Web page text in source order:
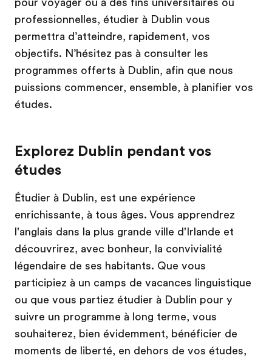
pour voyager ou à des fins universitaires ou
professionnelles, étudier à Dublin vous
permettra d’atteindre, rapidement, vos
objectifs. N’hésitez pas à consulter les
programmes offerts à Dublin, afin que nous
puissions commencer, ensemble, à planifier vos
études.
Explorez Dublin pendant vos
études
Étudier à Dublin, est une expérience
enrichissante, à tous âges. Vous apprendrez
l'anglais dans la plus grande ville d'Irlande et
découvrirez, avec bonheur, la convivialité
légendaire de ses habitants. Que vous
participiez à un camps de vacances linguistique
ou que vous partiez étudier à Dublin pour y
suivre un programme à long terme, vous
souhaiterez, bien évidemment, bénéficier de
moments de liberté, en dehors de vos études,